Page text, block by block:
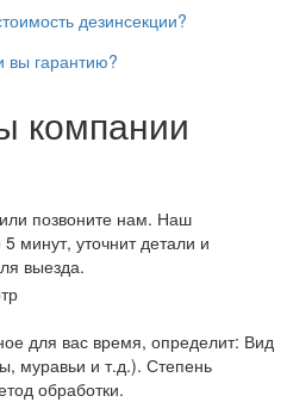
дезинсекции?
вы гарантию?
компании
позвоните нам. Наш
минут, уточнит детали и
выезда.
для вас время, определит: Вид
муравьи и т.д.). Степень
обработки.